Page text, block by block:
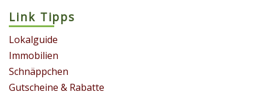
Link Tipps
Lokalguide
Immobilien
Schnäppchen
Gutscheine & Rabatte